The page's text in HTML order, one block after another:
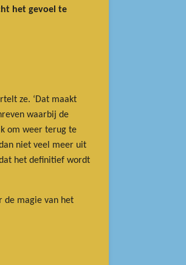
het gevoel te
ze. ‘Dat maakt
waarbij de
om weer terug te
niet veel meer uit
het definitief wordt
de magie van het